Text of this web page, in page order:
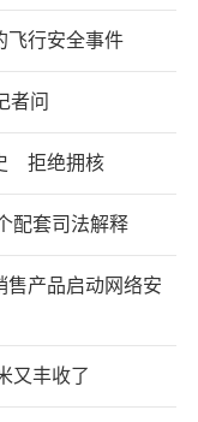
飞行安全事件
者问
拒绝拥核
配套司法解释
售产品启动网络安
又丰收了